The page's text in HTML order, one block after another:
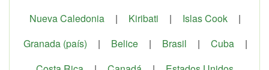
Nueva Caledonia
| Kiribati | Islas Cook
|
Granada (país)
| Belice | Brasil | Cuba
|